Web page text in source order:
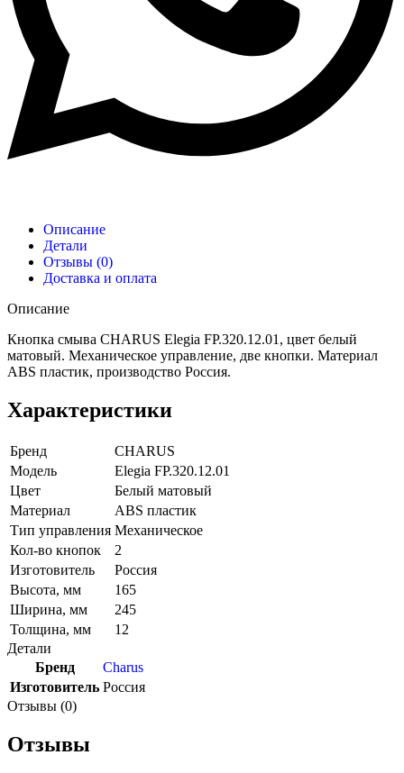
Описание
Детали
Отзывы (0)
Доставка и оплата
Описание
Кнопка смыва CHARUS Elegia FP.320.12.01, цвет белый
матовый. Механическое управление, две кнопки. Материал
ABS пластик, производство Россия.
Характеристики
Бренд
CHARUS
Модель
Elegia FP.320.12.01
Цвет
Белый матовый
Материал
ABS пластик
Тип управления Механическое
Кол-во кнопок
2
Изготовитель
Россия
Высота, мм
165
Ширина, мм
245
Толщина, мм
12
Детали
Бренд
Charus
Изготовитель Россия
Отзывы (0)
Отзывы